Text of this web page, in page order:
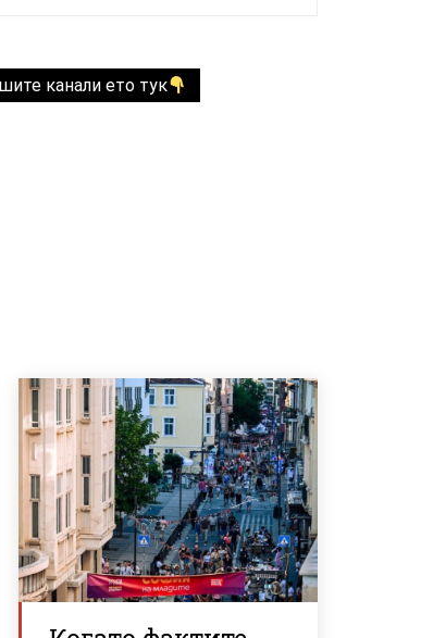
канали ето тук